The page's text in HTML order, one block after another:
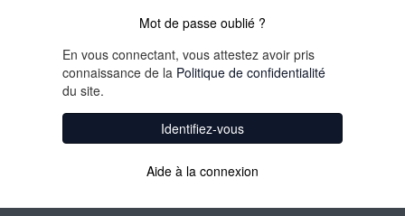
Mot de passe oublié ?
En vous connectant, vous attestez avoir pris
connaissance de la Politique de confidentialité
du site.
Identifiez-vous
Aide à la connexion